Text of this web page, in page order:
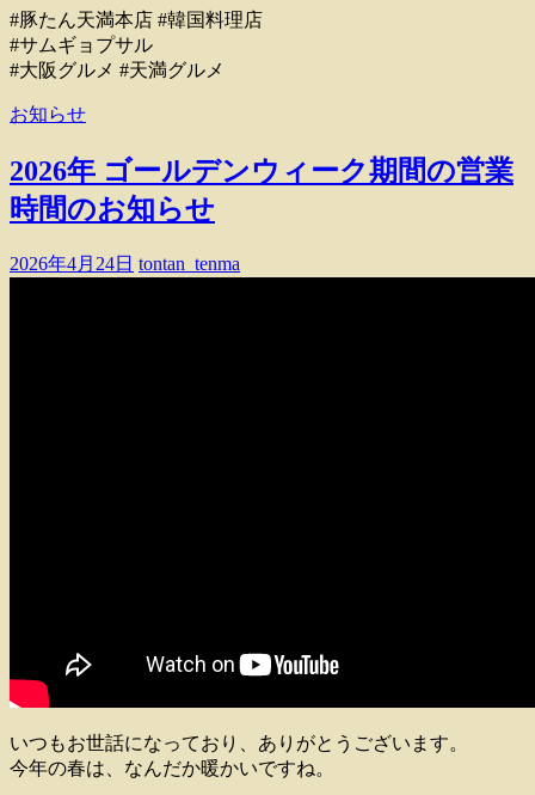
#豚たん天満本店 #韓国料理店
#サムギョプサル
#大阪グルメ #天満グルメ
お知らせ
2026年 ゴールデンウィーク期間の営業
時間のお知らせ
2026年4月24日 tontan_tenma
いつもお世話になっており、ありがとうございます。
今年の春は、なんだか暖かいですね。